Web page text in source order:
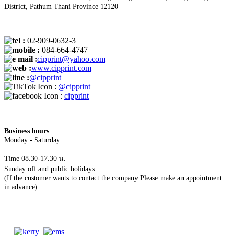
District, Pathum Thani Province 12120
: 02-909-0632-3
: 084-664-4747
:cipprint@yahoo.com
:www.cipprint.com
:@cipprint
: @cipprint
: cipprint
Business hours
Monday - Saturday
Time 08.30-17.30 น.
Sunday off and public holidays
(If the customer wants to contact the company Please make an appointment
in advance)